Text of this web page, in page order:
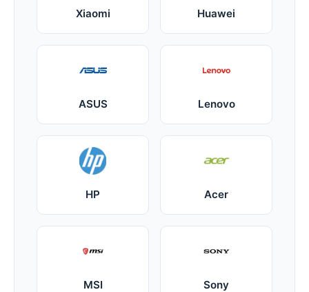
Xiaomi Huawei
ASUS Lenovo
HP Acer
MSI Sony